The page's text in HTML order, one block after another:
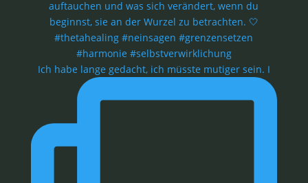
Ich habe lange gedacht, ich müsste mutiger sein. I